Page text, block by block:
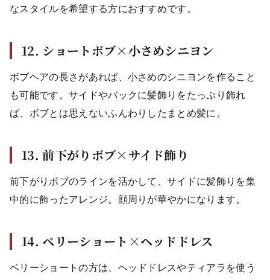
なスタイルを希望する方におすすめです。
12. ショートボブ×小さめシニヨン
ボブヘアの長さがあれば、小さめのシニヨンを作ること
も可能です。サイドやバックに髪飾りをたっぷり飾れ
ば、ボブとは思えないふんわりしたまとめ髪に。
13. 前下がりボブ×サイド飾り
前下がりボブのラインを活かして、サイドに髪飾りを集
中的に飾ったアレンジ。顔周りが華やかになります。
14. ベリーショート×ヘッドドレス
ベリーショートの方は、ヘッドドレスやティアラを使う